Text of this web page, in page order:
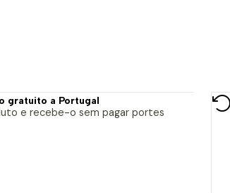
gratuito a Portugal
e recebe-o sem pagar portes